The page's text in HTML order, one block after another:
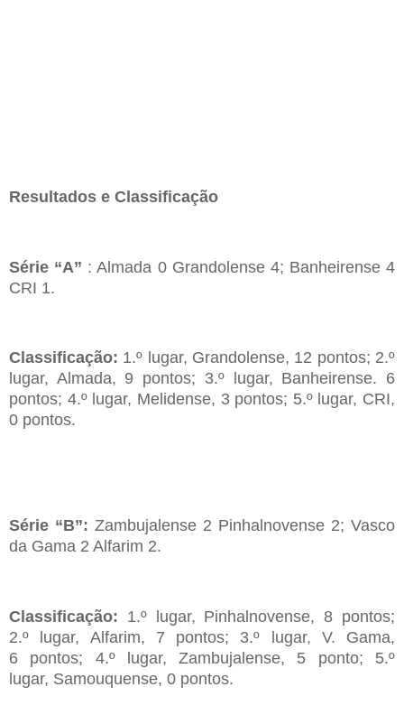
Resultados e Classificação
Série “A” :Almada 0 Grandolense4; Banheirense4
CRI 1.
Classificação: 1.º lugar, Grandolense, 12 pontos; 2.º
lugar, Almada, 9 pontos; 3.º lugar, Banheirense. 6
pontos; 4.º lugar, Melidense, 3 pontos; 5.º lugar, CRI,
0 pontos.
Série “B”: Zambujalense 2 Pinhalnovense 2; Vasco
da Gama 2 Alfarim 2.
Classificação: 1.º lugar, Pinhalnovense, 8 pontos;
2.º lugar, Alfarim, 7 pontos; 3.º lugar, V. Gama,
6 pontos; 4.º lugar, Zambujalense, 5 ponto; 5.º
lugar, Samouquense, 0 pontos.